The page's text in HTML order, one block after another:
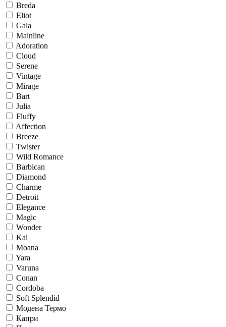
Breda
Eliot
Gala
Mainline
Adoration
Cloud
Serene
Vintage
Mirage
Bart
Julia
Fluffy
Affection
Breeze
Twister
Wild Romance
Barbican
Diamond
Charme
Detroit
Elegance
Magic
Wonder
Kai
Moana
Yara
Varuna
Conan
Cordoba
Soft Splendid
Модена Термо
Капри